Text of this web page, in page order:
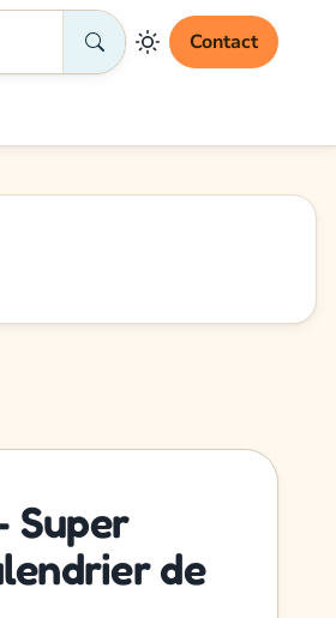
Contact
Super
de